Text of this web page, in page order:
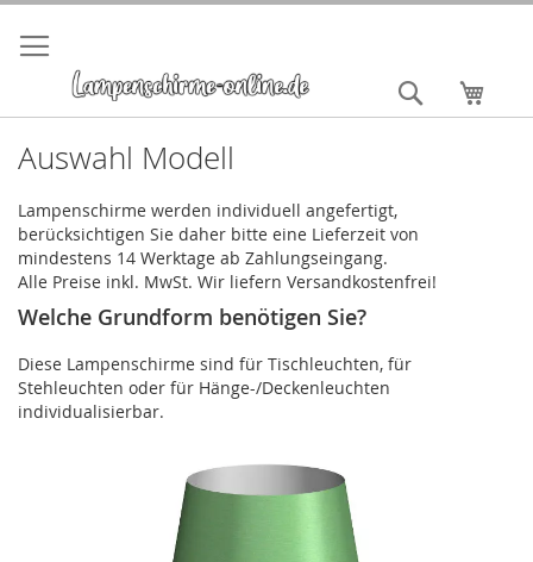
Direkt
zum
Inhalt
Suche
Auswahl Modell
Lampenschirme werden individuell angefertigt,
berücksichtigen Sie daher bitte eine Lieferzeit von
mindestens 14 Werktage ab Zahlungseingang.
Alle Preise inkl. MwSt. Wir liefern Versandkostenfrei!
Welche Grundform benötigen Sie?
Diese Lampenschirme sind für Tischleuchten, für
Stehleuchten oder für Hänge-/Deckenleuchten
individualisierbar.